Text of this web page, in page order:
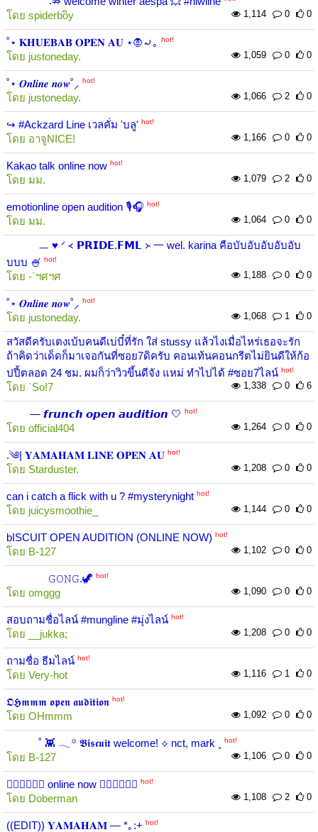
โดย spiderboิy 1,114 0 0
˚⋆ 𝐊𝐇𝐔𝐄𝐁𝐀𝐁 𝐎𝐏𝐄𝐍 𝐀𝐔 ⋆🧛⤾｡ hot!
โดย justoneday. 1,059 0 0
˚⋆ 𝑶𝒏𝒍𝒊𝒏𝒆 𝒏𝒐𝒘˚⸝ hot!
โดย justoneday. 1,066 2 0
↪︎ #Ackzard Line เวลคั่ม 'บลู' hot!
โดย อาจูNICE! 1,166 0 0
Kakao talk online now hot!
โดย มม. 1,079 2 0
emotionline open audition 🎙️🎧 hot!
โดย มม. 1,064 0 0
ㅡ ♥︎ ᐟ ᚜ 𝗣𝗥𝗜𝗗𝗘.𝗙𝗠𝗟 ᚛ 一 wel. karina คือบับอับอับอับอับ
บบบ 🍧 hot!
โดย -`ฯศฯศ 1,188 0 0
˚⋆ 𝑶𝒏𝒍𝒊𝒏𝒆 𝒏𝒐𝒘˚⸝ hot!
โดย justoneday. 1,068 1 0
สวัสดีครับเตงเบ้บคนดีเบ่บี๋ที่รัก ใส่ stussy แล้วไงเมื่อไหร่เธอจะรัก
ถ้าคิดว่าเด็ดก็มาเจอกันที่ซอย7ดิครับ คอนเท้นคอนกรีตไม่ยินดีให้ก้อ
ปปี้ตลอด 24 ชม. ผมก็ว่าวิวขึ้นดีจัง แหม่ ทำไปได้ #ซอย7ไลน์ hot!
โดย `So!7 1,338 0 6
⠀⠀⠀— 𝙛𝙧𝙪𝙣𝙘𝙝 𝙤𝙥𝙚𝙣 𝙖𝙪𝙙𝙞𝙩𝙞𝙤𝙣 🤍 hot!
โดย official404 1,264 0 0
.༄| 𝐘𝐀𝐌𝐀𝐇𝐀𝐌 𝐋𝐈𝐍𝐄 𝐎𝐏𝐄𝐍 𝐀𝐔 hot!
โดย Starduster. 1,208 0 0
can i catch a flick with u ? #mysterynight hot!
โดย juicysmoothie_ 1,144 0 0
bISCUIT OPEN AUDITION (ONLINE NOW) hot!
โดย B-127 1,102 0 0
⠀⠀⠀⠀⠀ 𝙶𝙾𝙽𝙶.🦖 hot!
โดย omggg 1,090 0 0
สอบถามชื่อไลน์ #mungline #มุ่งไลน์ hot!
โดย __jukka; 1,208 0 0
ถามชื่อ ธีมไลน์ hot!
โดย Very-hot 1,116 1 0
𝕺𝕳𝖒𝖒𝖒 𝖔𝖕𝖊𝖓 𝖆𝖚𝖉𝖎𝖙𝖎𝖔𝖓 hot!
โดย OHmmm 1,092 0 0
˚ 👾 𓂃꙳ 𝕭𝖎𝖘𝖈𝖚𝖎𝖙 welcome! ⟡ nct, mark ˳⁣ hot!
โดย B-127 1,106 0 0
🐕‍🦺🐕‍🦺🐕‍🦺 online now 🐕‍🦺🐕‍🦺🐕‍🦺 hot!
โดย Doberman 1,108 2 0
((EDIT)) 𝐘𝐀𝐌𝐀𝐇𝐀𝐌 — *｡:+ hot!